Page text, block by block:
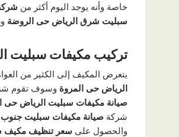
خاصة وأنه يوجد اليوم أكثر من
سبليت شرق الرياض حى الروضة
تركيب مكيفات سبليت
يتعرض المكيف إلى الكثير من
الرياض حى المروة وسوف تقوم
صيانة مكيفات سبليت الرياض حى
شركة صيانة مكيفات سبليت
والحصول على سعر تنظيف مكيف